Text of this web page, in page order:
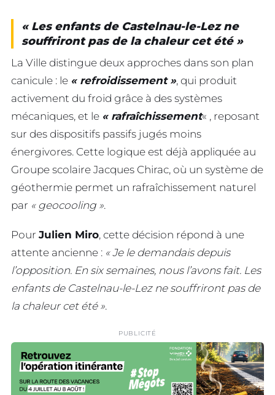
« Les enfants de Castelnau-le-Lez ne
souffriront pas de la chaleur cet été »
La Ville distingue deux approches dans son plan
canicule : le « refroidissement », qui produit
activement du froid grâce à des systèmes
mécaniques, et le « rafraîchissement« , reposant
sur des dispositifs passifs jugés moins
énergivores. Cette logique est déjà appliquée au
Groupe scolaire Jacques Chirac, où un système de
géothermie permet un rafraîchissement naturel
par « geocooling ».
Pour Julien Miro, cette décision répond à une
attente ancienne : « Je le demandais depuis
l’opposition. En six semaines, nous l’avons fait. Les
enfants de Castelnau-le-Lez ne souffriront pas de
la chaleur cet été ».
PUBLICITÉ